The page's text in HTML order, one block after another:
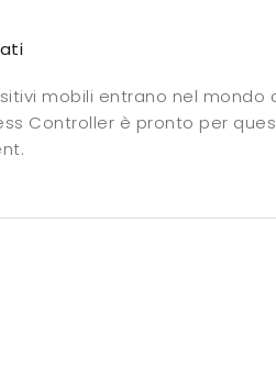
mobili entrano nel mondo
Controller è pronto per